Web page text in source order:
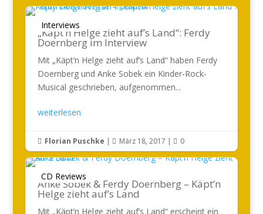
Interviews
„Käpt’n Helge zieht auf’s Land“: Ferdy
Doernberg im Interview
Mit „Käpt’n Helge zieht auf’s Land“ haben Ferdy
Doernberg und Anke Sobek ein Kinder-Rock-
Musical geschrieben, aufgenommen...
weiterlesen
 Florian Puschke |  März 18, 2017 |  0
CD Reviews
Anke Sobek & Ferdy Doernberg – Käpt’n
Helge zieht auf’s Land
Mit „Käpt’n Helge zieht auf’s Land“ erscheint ein